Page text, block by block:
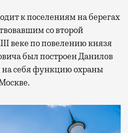
к поселениям на берегах
со второй
веке по повелению князя
был построен Данилов
себя функцию охраны